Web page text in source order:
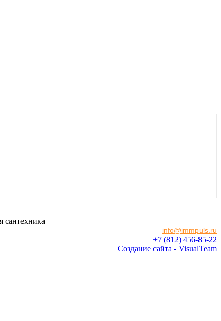
сантехника
info@immpuls.ru
+7 (812) 456-85-22
Создание сайта - VisualTeam